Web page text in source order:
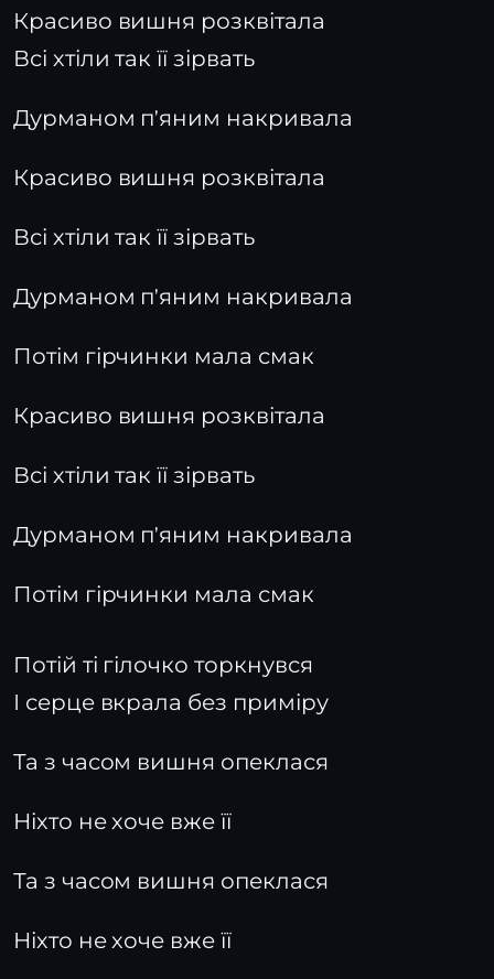
Красиво вишня розквітала
Всі хтіли так її зірвать
Дурманом п'яним накривала
Красиво вишня розквітала
Всі хтіли так її зірвать
Дурманом п'яним накривала
Потім гірчинки мала смак
Красиво вишня розквітала
Всі хтіли так її зірвать
Дурманом п'яним накривала
Потім гірчинки мала смак
Потій ті гілочко торкнувся
І серце вкрала без приміру
Та з часом вишня опеклася
Ніхто не хоче вже її
Та з часом вишня опеклася
Ніхто не хоче вже її